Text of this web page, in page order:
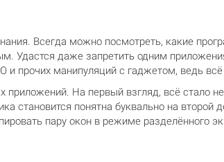
Всегда можно посмотреть, какие
Удастся даже запретить одним
прочих манипуляций с гаджетом, ведь всё
На первый взгляд, всё стало
становится понятна буквально на второй
пару окон в режиме разделённого